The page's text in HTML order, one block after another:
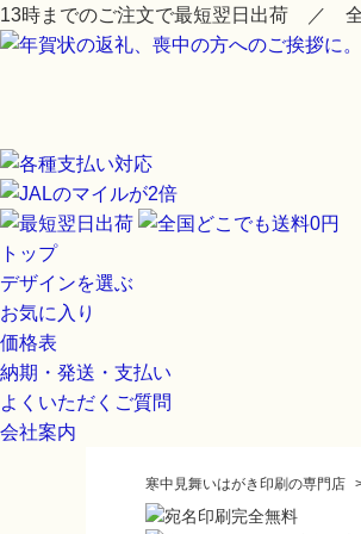
13時までのご注文で最短翌日出荷 ／
トップ
デザインを選ぶ
お気に入り
価格表
納期・発送・支払い
よくいただくご質問
会社案内
寒中見舞いはがき印刷の専門店